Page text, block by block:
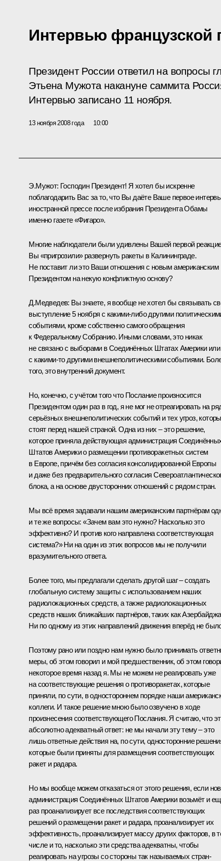
Интервью французской
Президент России ответил на вопросы
Этьена Мужота накануне саммита
Интервью записано 11 ноября.
13 ноября 2008 года 10:00
Э.Мужот: Господин Президент! Я хотел бы искренне
поблагодарить Вас за то, что Вы даёте Ваше первое
иностранной прессе после избрания Президента Обамы
именно газете «Фигаро».
Многие наблюдатели были удивлены Вашей первой
Вы «пригрозили» развернуть ракеты в Калининграде.
Не поставит ли это Ваши отношения с новым американским
Президентом на некую конфликтную основу?
Д.Медведев: Вы знаете, я вообще не хотел бы связывать
выступление 5 ноября с какими‑либо другими
событиями, кроме собственно самого обращения
к Федеральному Собранию. Иными словами, это никак
не связано с выборами в Соединённых Штатах Америки или
с какими‑то другими внешнеполитическими событиями.
того, это внутренний документ.
Но, конечно, с учётом того что Послание произносится
Президентом один раз в год, я не мог не отреагировать на
серьёзных внешнеполитических событий и тех угроз,
стоят перед нашей страной. Одна из них – это решение,
которое приняла действующая администрация
Штатов Америки о размещении противоракетных систем
в Европе, причём без согласия консолидированной Европы
и даже без предварительного согласия
блока, а на основе двусторонних отношений с рядом стран.
Мы всё время задавали нашим американским партнёрам
и те же вопросы: «Зачем вам это нужно? Насколько это
эффективно? И против кого направлена соответствующая
система?» Ни на один из этих вопросов мы не получили
вразумительного ответа.
Более того, мы предлагали сделать другой шаг – создать
глобальную систему защиты с использованием наших
радиолокационных средств, а также радиолокационных
средств наших ближайших партнёров, таких как
Ни по одному из этих направлений движения вперёд не
Поэтому рано или поздно нам нужно было принимать
меры, об этом говорил и мой предшественник, об этом
некоторое время назад я. Мы не можем не реагировать уже
на соответствующие решения о противоракетах, которые
приняли, по сути, в одностороннем порядке наши
коллеги. И такое решение мною было озвучено в ходе
произнесения соответствующего Послания. Я считаю, что
абсолютно адекватный ответ: не мы начали эту тему – это
лишь ответные действия на, по сути, односторонние
которые были приняты для размещения соответствующих
ракет и радара.
Но мы вообще можем отказаться от этого решения, если
администрация Соединённых Штатов Америки возьмёт и
раз проанализирует все последствия соответствующих
решений о размещении ракет и радара, проанализирует их
эффективность, проанализирует массу других факторов, в
числе и то, насколько эти средства адекватны, чтобы
реагировать на угрозы со стороны так называемых стран-